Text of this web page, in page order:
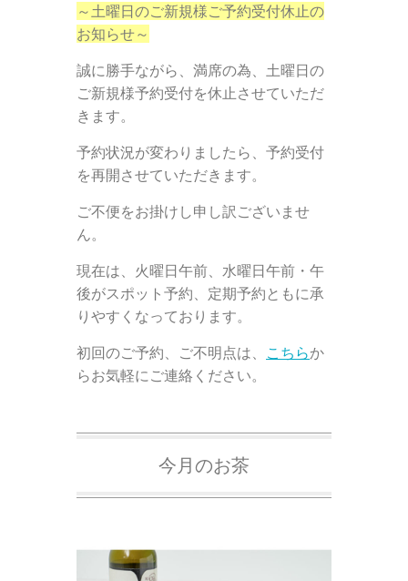
～土曜日のご新規様ご予約受付休止の
お知らせ～
誠に勝手ながら、満席の為、土曜日の
ご新規様予約受付を休止させていただ
きます。
予約状況が変わりましたら、予約受付
を再開させていただきます。
ご不便をお掛けし申し訳ございませ
ん。
現在は、火曜日午前、水曜日午前・午
後がスポット予約、定期予約ともに承
りやすくなっております。
初回のご予約、ご不明点は、 こちらか
らお気軽にご連絡ください。
今月のお茶